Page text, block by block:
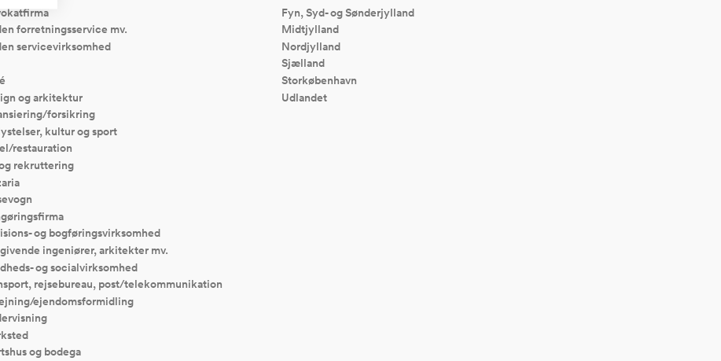
forretningsservice mv.
servicevirksomhed
og arkitektur
forsikring
kultur og sport
restauration
rekruttering
og bogføringsvirksomhed
ingeniører, arkitekter mv.
og socialvirksomhed
rejsebureau, post/telekommunikation
ejendomsformidling
og bodega
Fyn, Syd- og Sønderjylland
Midtjylland
Nordjylland
Sjælland
Storkøbenhavn
Udlandet